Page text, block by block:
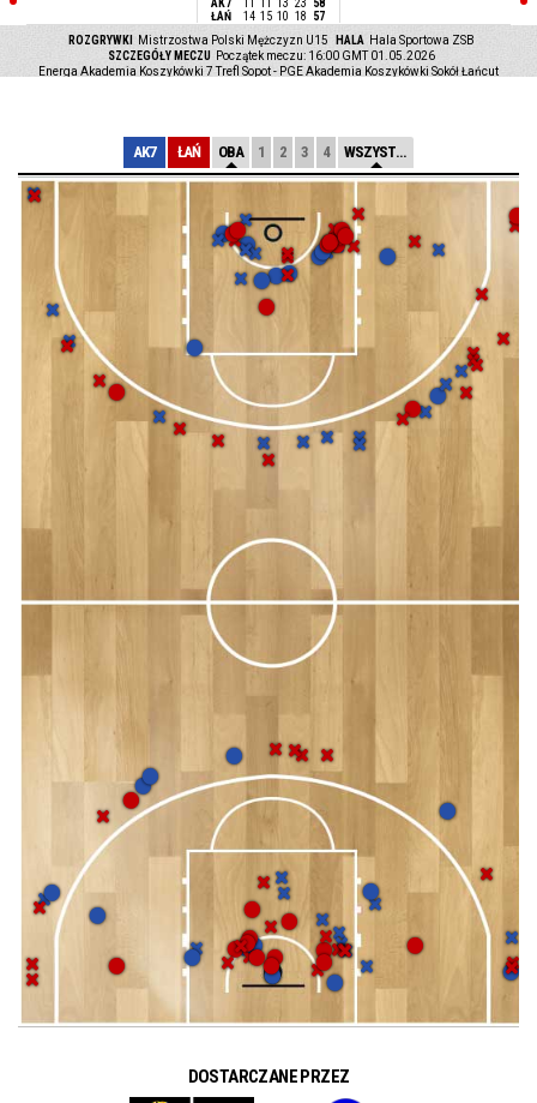
AK7 11 11 13 23
58
ŁAŃ
14 15 10 18 57
ROZGRYWKI Mistrzostwa Polski Mężczyzn U15 HALA
Hala Sportowa ZSB
SZCZEGÓŁY MECZU
Początek meczu: 16:00 GMT 01.05.2026
Energa Akademia Koszykówki 7 Trefl Sopot - PGE Akademia Koszykówki Sokół Łańcut
AK7 ŁAŃ OBA 1 2 3 4 WSZYSTKIE
DOSTARCZANE PRZEZ